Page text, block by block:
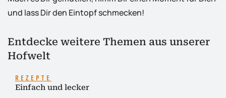
und lass Dir den Eintopf schmecken!
Entdecke weitere Themen aus unserer
Hofwelt
REZEPTE
Einfach und lecker